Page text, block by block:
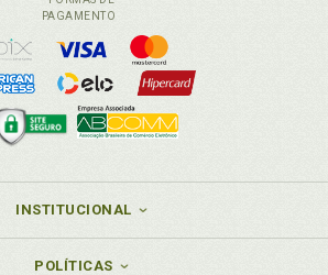
PAGAMENTO
INSTITUCIONAL
POLÍTICAS